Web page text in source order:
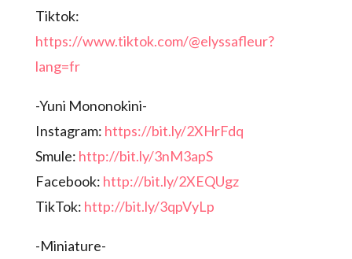
Tiktok:
https://www.tiktok.com/@elyssafleur?
lang=fr
-Yuni Mononokini-
Instagram: https://bit.ly/2XHrFdq
Smule: http://bit.ly/3nM3apS
Facebook: http://bit.ly/2XEQUgz
TikTok: http://bit.ly/3qpVyLp
-Miniature-